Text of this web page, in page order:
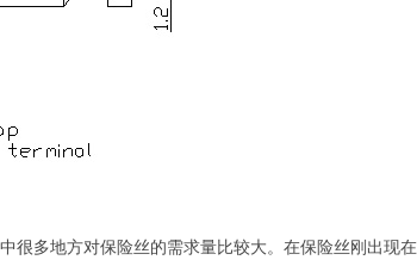
很多地方对保险丝的需求量比较大。在保险丝刚出现